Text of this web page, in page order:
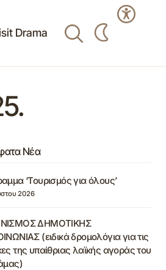
Drama
Νέα
‘Τουρισμός για όλους’
2026
ΔΗΜΟΤΙΚΗΣ
(ειδικά δρομολόγια για τις
της υπαίθριας λαϊκής αγοράς του